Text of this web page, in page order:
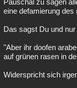
Pauschal zu sagen
eine defamierung
Das sagst Du und
"Aber ihr doofen
auf grünen rasen in
Widerspricht sich